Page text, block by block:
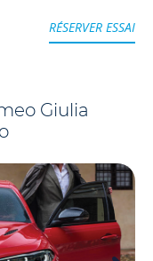
RÉSERVER ESSAI
Giulia